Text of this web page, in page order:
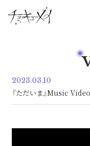
2023.03.10
『ただいま』Music